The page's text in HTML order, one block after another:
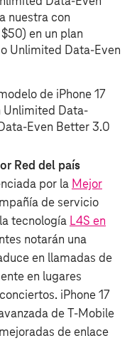
nuestra con
en un plan
Unlimited Data-Even
de iPhone 17
Unlimited Data-
Even Better 3.0
Red del país
por la Mejor
de servicio
tecnología L4S en
notarán una
en llamadas de
en lugares
iPhone 17
de T‑Mobile
de enlace